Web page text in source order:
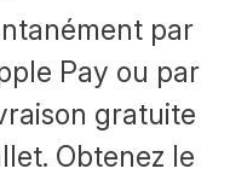
par
Pay ou par
gratuite
Obtenez le